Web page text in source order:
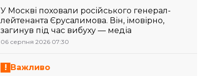
У Москві поховали російського генерал-
лейтенанта Єрусалимова. Він, імовірно,
загинув під час вибуху — медіа
06 серпня 2026 07:30
Важливо